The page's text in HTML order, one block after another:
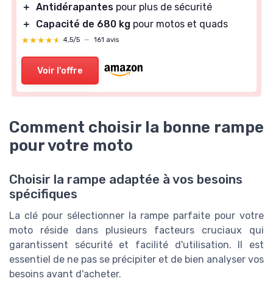
＋ Antidérapantes pour plus de sécurité
＋
Capacité de 680 kg pour motos et quads
★★★★★
★★★★★ 4,5/5 — 161 avis
Voir l'offre
Comment choisir la bonne rampe
pour votre moto
Choisir la rampe adaptée à vos besoins
spécifiques
La clé pour sélectionner la rampe parfaite pour votre
moto réside dans plusieurs facteurs cruciaux qui
garantissent sécurité et facilité d'utilisation. Il est
essentiel de ne pas se précipiter et de bien analyser vos
besoins avant d'acheter.